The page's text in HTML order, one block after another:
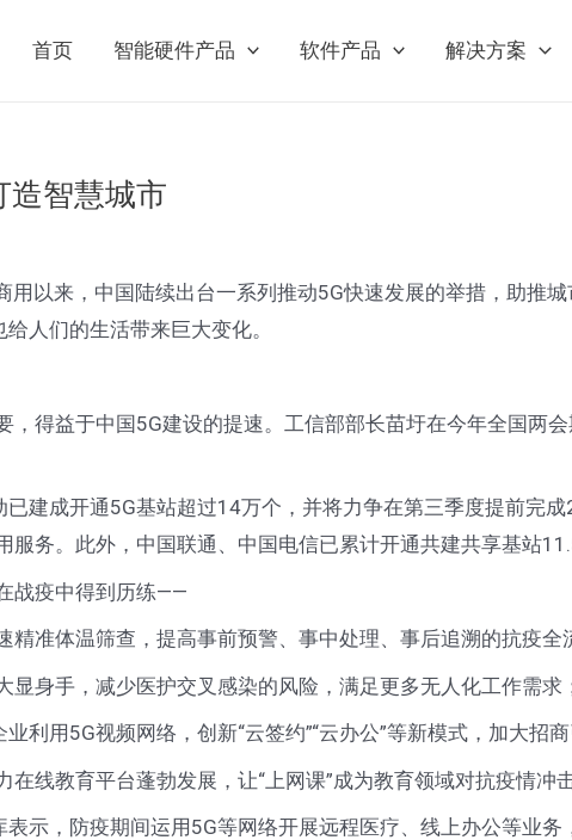
首页 智能硬件产品 软件产品 解决方案
造智慧城市
用以来，中国陆续出台一系列推动5G快速发展的举措，助推
人们的生活带来巨大变化。
得益于中国5G建设的提速。工信部部长苗圩在今年全国两
成开通5G基站超过14万个，并将力争在第三季度提前完
服务。此外，中国联通、中国电信已累计开通共建共享基站
战疫中得到历练——
准体温筛查，提高事前预警、事中处理、事后追溯的抗疫全
身手，减少医护交叉感染的风险，满足更多无人化工作需求
用5G视频网络，创新“云签约”“云办公”等新模式，加大招
教育平台蓬勃发展，让“上网课”成为教育领域对抗疫情冲击
，防疫期间运用5G等网络开展远程医疗、线上办公等业务